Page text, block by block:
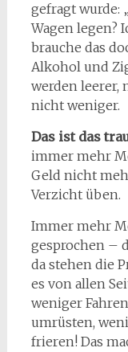
gefragt wurde:
Wagen legen?
brauche das
Alkohol und
werden leerer,
nicht weniger.
Das ist das
immer mehr
Geld nicht
Verzicht üben.
Immer mehr
gesprochen –
da stehen die
es von allen
weniger
umrüsten,
frieren! Das